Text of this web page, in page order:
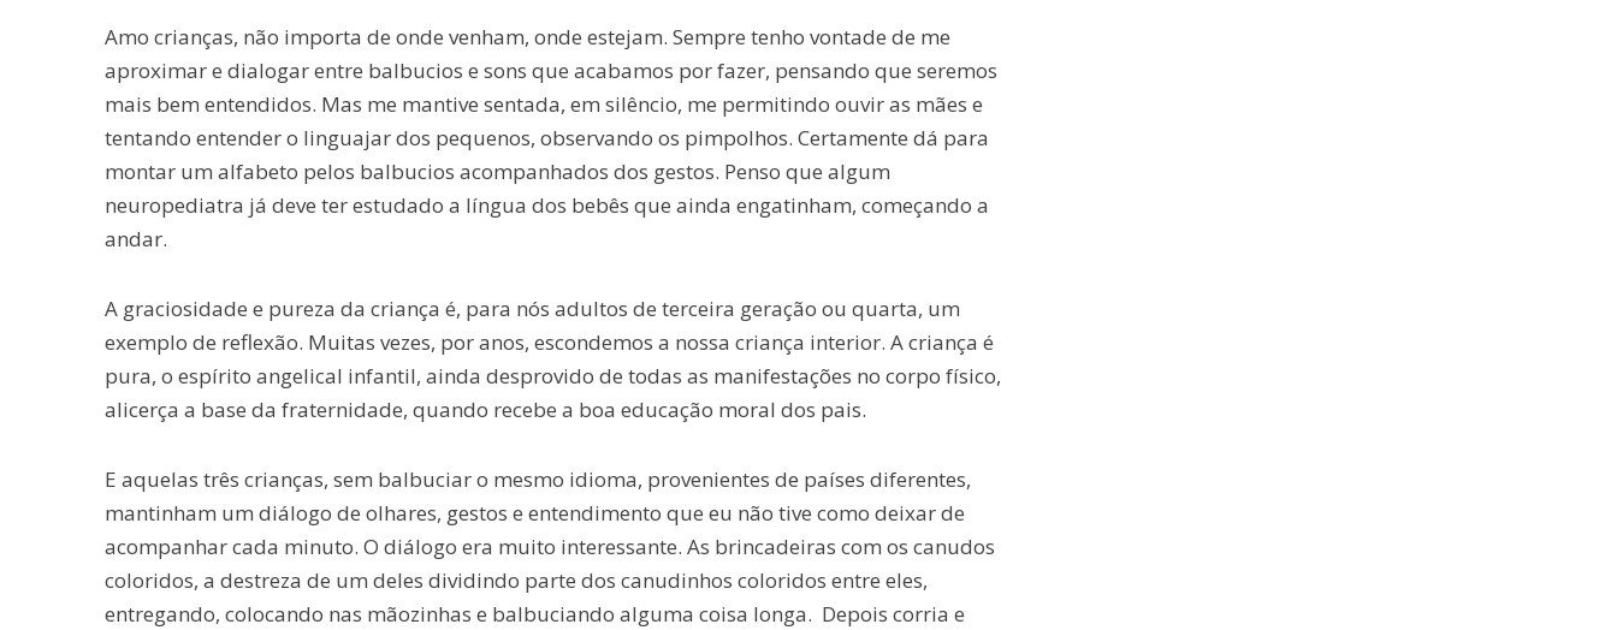
Amo crianças, não importa de onde venham, onde estejam. Sempre tenho vontade de me
aproximar e dialogar entre balbucios e sons que acabamos por fazer, pensando que seremos
mais bem entendidos. Mas me mantive sentada, em silêncio, me permitindo ouvir as mães e
tentando entender o linguajar dos pequenos, observando os pimpolhos. Certamente dá para
montar um alfabeto pelos balbucios acompanhados dos gestos. Penso que algum
neuropediatra já deve ter estudado a língua dos bebês que ainda engatinham, começando a
andar.
A graciosidade e pureza da criança é, para nós adultos de terceira geração ou quarta, um
exemplo de reflexão. Muitas vezes, por anos, escondemos a nossa criança interior. A criança é
pura, o espírito angelical infantil, ainda desprovido de todas as manifestações no corpo físico,
alicerça a base da fraternidade, quando recebe a boa educação moral dos pais.
E aquelas três crianças, sem balbuciar o mesmo idioma, provenientes de países diferentes,
mantinham um diálogo de olhares, gestos e entendimento que eu não tive como deixar de
acompanhar cada minuto. O diálogo era muito interessante. As brincadeiras com os canudos
coloridos, a destreza de um deles dividindo parte dos canudinhos coloridos entre eles,
entregando, colocando nas mãozinhas e balbuciando alguma coisa longa. Depois corria e